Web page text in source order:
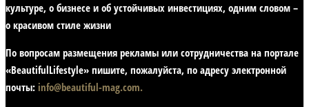
культуре, о бизнесе и об устойчивых инвестициях, одним словом –
о красивом стиле жизни
По вопросам размещения рекламы или сотрудничества на портале
«BeautifulLifestyle» пишите, пожалуйста, по адресу электронной
почты: info@beautiful-mag.com.